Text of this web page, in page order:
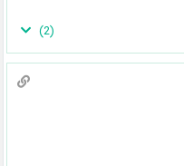
(
2
)